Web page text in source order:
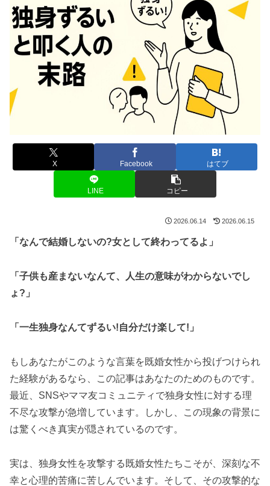
X Facebook はてブ
LINE コピー
2026.06.14 2026.06.15
「なんで結婚しないの?女として終わってるよ」
「子供も産まないなんて、人生の意味がわからないでし
ょ?」
「一生独身なんてずるい!自分だけ楽して!」
もしあなたがこのような言葉を既婚女性から投げつけられ
た経験があるなら、この記事はあなたのためのものです。
最近、SNSやママ友コミュニティで独身女性に対する理
不尽な攻撃が急増しています。しかし、この現象の背景に
は驚くべき真実が隠されているのです。
実は、独身女性を攻撃する既婚女性たちこそが、深刻な不
幸と心理的苦痛に苦しんでいます。そして、その攻撃的な